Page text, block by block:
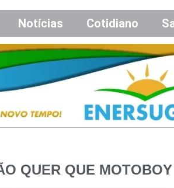
Notícias Cotidiano
QUER QUE